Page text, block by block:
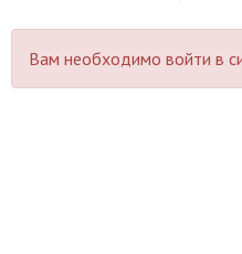
Вам необходимо войти в